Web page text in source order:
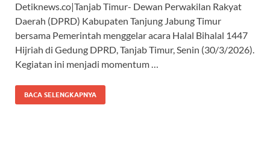
e
b
o
o
k
at
s
A
p
p
e
gr
a
m
e
a
ds
Detiknews.co|Tanjab Timur- Dewan Perwakilan Rakyat
Daerah (DPRD) Kabupaten Tanjung Jabung Timur
bersama Pemerintah menggelar acara Halal Bihalal 1447
Hijriah di Gedung DPRD, Tanjab Timur, Senin (30/3/2026).
Kegiatan ini menjadi momentum …
BACA SELENGKAPNYA